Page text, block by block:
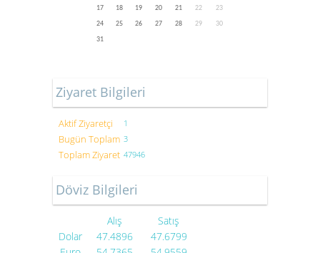
17
18 19 20 21 22
23
24
25 26 27 28 29
30
31
Ziyaret Bilgileri
Aktif Ziyaretçi 1
Bugün Toplam 3
Toplam Ziyaret 47946
Döviz Bilgileri
Alış
Satış
Dolar
47.4896
47.6799